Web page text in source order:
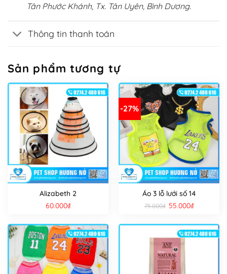
Tân Phước Khánh, Tx. Tân Uyên, Bình Dương.
Thông tin thanh toán
Sản phẩm tương tự
Alizabeth 2
60.000₫
-27%
Áo 3 lỗ lưới số 14
75.000₫ Giá
gốc
75.000₫.
55.000₫Giá
hiện
là:
55.000₫.